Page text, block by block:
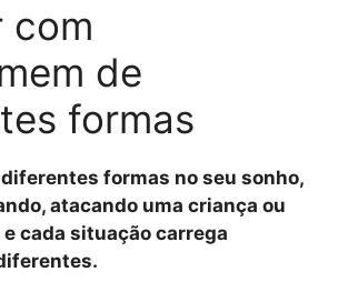
com
de
formas
formas no seu sonho,
atacando uma criança ou
cada situação carrega